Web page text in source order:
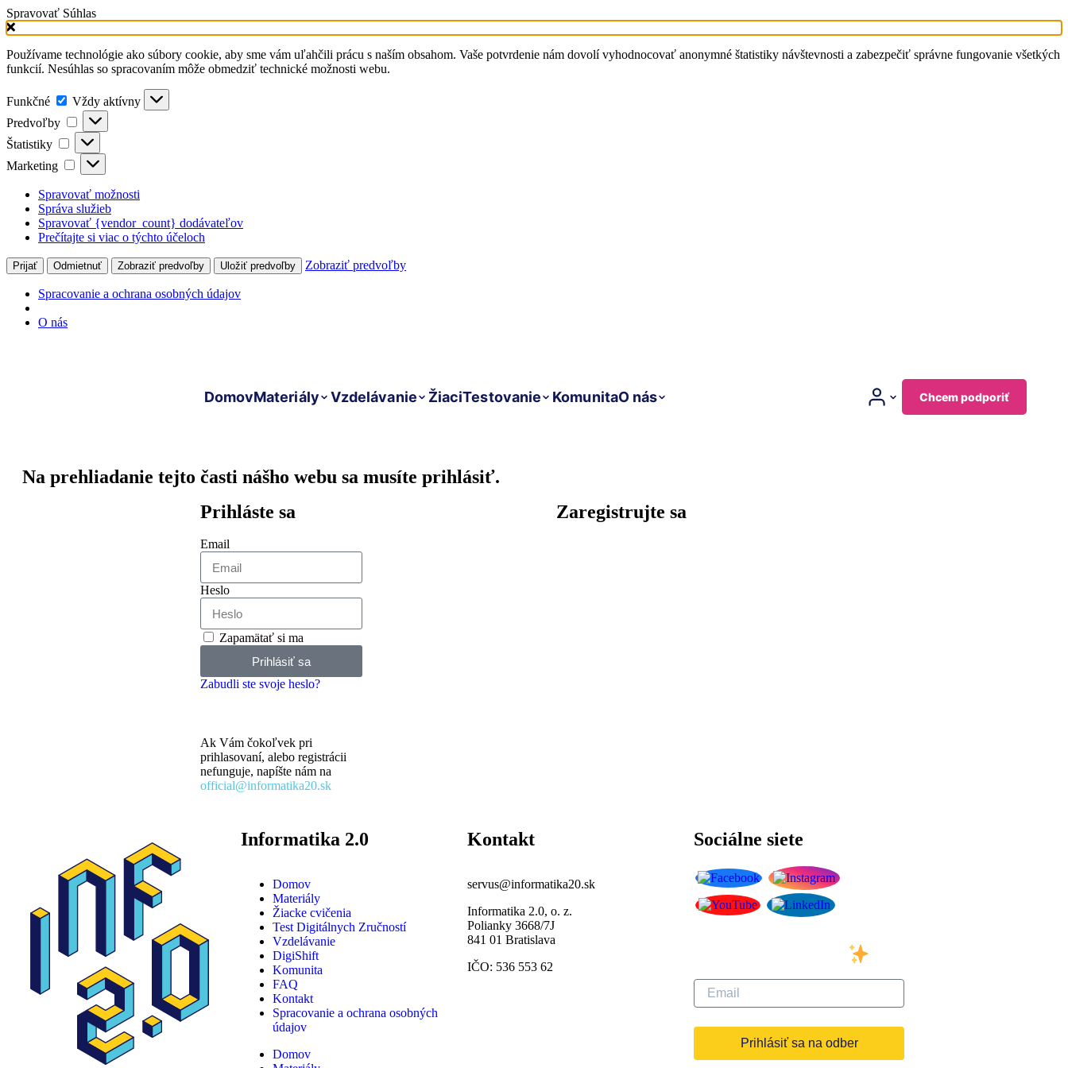
Spravovať Súhlas
Používame technológie ako súbory cookie, aby sme vám uľahčili prácu s naším obsahom. Vaše potvrdenie nám dovolí vyhodnocovať anonymné štatistiky návštevnosti a zabezpečiť správne fungovanie všetkých
funkcií. Nesúhlas so spracovaním môže obmedziť technické možnosti webu.
Funkčné
Vždy aktívny
Predvoľby
Štatistiky
Marketing
Spravovať možnosti
Správa služieb
Spravovať {vendor_count} dodávateľov
Prečítajte si viac o týchto účeloch
Prijať Odmietnuť Zobraziť predvoľby Uložiť predvoľby Zobraziť predvoľby
Spracovanie a ochrana osobných údajov
O nás
DomovMateriály Vzdelávanie ŽiaciTestovanie KomunitaO nás Chcem podporiť
Na prehliadanie tejto časti nášho webu sa musíte prihlásiť.
Prihláste sa
Email
Heslo
Zapamätať si ma
Prihlásiť sa
Zabudli ste svoje heslo?
Ak Vám čokoľvek pri
prihlasovaní, alebo registrácii
nefunguje, napíšte nám na
official@informatika20.sk
Zaregistrujte sa
Informatika 2.0
Domov
Materiály
Žiacke cvičenia
Test Digitálnych Zručností
Vzdelávanie
DigiShift
Komunita
FAQ
Kontakt
Spracovanie a ochrana osobných
údajov
Domov
Kontakt
servus@informatika20.sk
Informatika 2.0, o. z.
Polianky 3668/7J
841 01 Bratislava
IČO: 536 553 62
Sociálne siete
Prihlásiť sa na odber